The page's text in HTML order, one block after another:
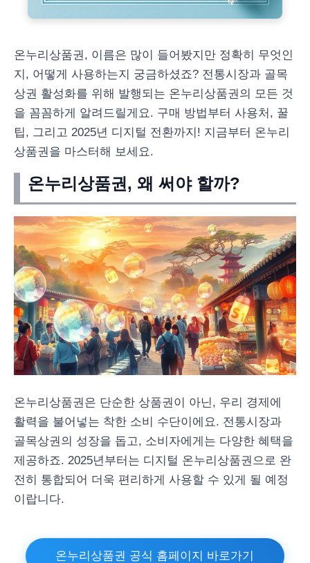
온누리상품권, 이름은 많이 들어봤지만 정확히 무엇인
지, 어떻게 사용하는지 궁금하셨죠? 전통시장과 골목
상권 활성화를 위해 발행되는 온누리상품권의 모든 것
을 꼼꼼하게 알려드릴게요. 구매 방법부터 사용처, 꿀
팁, 그리고 2025년 디지털 전환까지! 지금부터 온누리
상품권을 마스터해 보세요.
온누리상품권, 왜 써야 할까?
온누리상품권은 단순한 상품권이 아닌, 우리 경제에
활력을 불어넣는 착한 소비 수단이에요. 전통시장과
골목상권의 성장을 돕고, 소비자에게는 다양한 혜택을
제공하죠. 2025년부터는 디지털 온누리상품권으로 완
전히 통합되어 더욱 편리하게 사용할 수 있게 될 예정
이랍니다.
온누리상품권 공식 홈페이지 바로가기